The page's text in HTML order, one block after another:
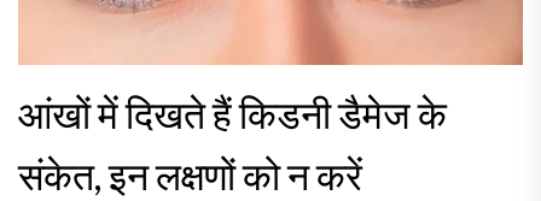
आंखों में दिखते हैं किडनी डैमेज के
संकेत, इन लक्षणों को न करें